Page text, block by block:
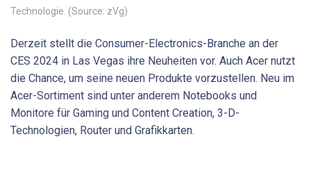
Technologie. (Source: zVg)
Derzeit stellt die Consumer-Electronics-Branche an der
CES 2024 in Las Vegas ihre Neuheiten vor. Auch Acer nutzt
die Chance, um seine neuen Produkte vorzustellen. Neu im
Acer-Sortiment sind unter anderem Notebooks und
Monitore für Gaming und Content Creation, 3-D-
Technologien, Router und Grafikkarten.